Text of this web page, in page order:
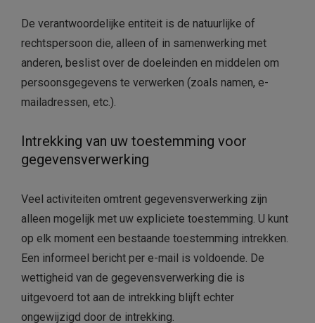
De verantwoordelijke entiteit is de natuurlijke of
rechtspersoon die, alleen of in samenwerking met
anderen, beslist over de doeleinden en middelen om
persoonsgegevens te verwerken (zoals namen, e-
mailadressen, etc.).
Intrekking van uw toestemming voor
gegevensverwerking
Veel activiteiten omtrent gegevensverwerking zijn
alleen mogelijk met uw expliciete toestemming. U kunt
op elk moment een bestaande toestemming intrekken.
Een informeel bericht per e-mail is voldoende. De
wettigheid van de gegevensverwerking die is
uitgevoerd tot aan de intrekking blijft echter
ongewijzigd door de intrekking.